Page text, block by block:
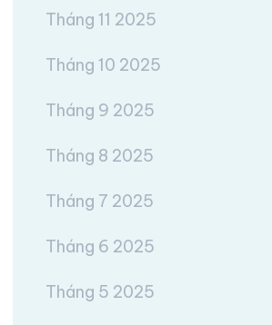
Tháng 11 2025
Tháng 10 2025
Tháng 9 2025
Tháng 8 2025
Tháng 7 2025
Tháng 6 2025
Tháng 5 2025